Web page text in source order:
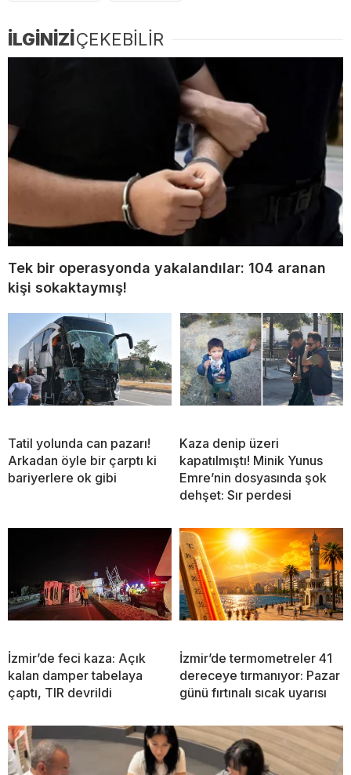
İLGİNİZİÇEKEBİLİR
Tek bir operasyonda yakalandılar: 104 aranan
kişi sokaktaymış!
Tatil yolunda can pazarı!
Arkadan öyle bir çarptı ki
bariyerlere ok gibi
Kaza denip üzeri
kapatılmıştı! Minik Yunus
Emre’nin dosyasında şok
dehşet: Sır perdesi
İzmir’de feci kaza: Açık
kalan damper tabelaya
çaptı, TIR devrildi
İzmir’de termometreler 41
dereceye tırmanıyor: Pazar
günü fırtınalı sıcak uyarısı